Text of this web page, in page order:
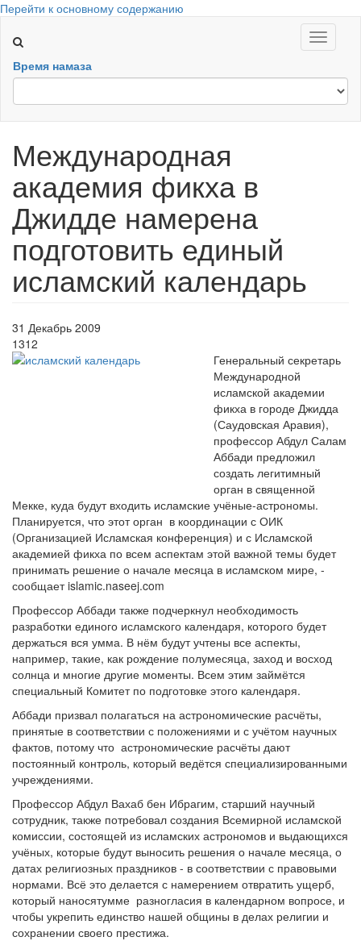
Перейти к основному содержанию
Toggle
Время намаза
Международная
академия фикха в
Джидде намерена
подготовить единый
исламский календарь
31 Декабрь 2009
1312
Генеральный секретарь
Международной
исламской академии
фикха в городе Джидда
(Саудовская Аравия),
профессор Абдул Салам
Аббади предложил
создать легитимный
орган в священной
Мекке, куда будут входить исламские учёные-астрономы.
Планируется, что этот орган в координации с ОИК
(Организацией Исламская конференция) и с Исламской
академией фикха по всем аспектам этой важной темы будет
принимать решение о начале месяца в исламском мире, -
сообщает islamic.naseej.com
Профессор Аббади также подчеркнул необходимость
разработки единого исламского календаря, которого будет
держаться вся умма. В нём будут учтены все аспекты,
например, такие, как рождение полумесяца, заход и восход
солнца и многие другие моменты. Всем этим займётся
специальный Комитет по подготовке этого календаря.
Аббади призвал полагаться на астрономические расчёты,
принятые в соответствии с положениями и с учётом научных
фактов, потому что астрономические расчёты дают
постоянный контроль, который ведётся специализированными
учреждениями.
Профессор Абдул Вахаб бен Ибрагим, старший научный
сотрудник, также потребовал создания Всемирной исламской
комиссии, состоящей из исламских астрономов и выдающихся
учёных, которые будут выносить решения о начале месяца, о
датах религиозных праздников - в соответствии с правовыми
нормами. Всё это делается с намерением отвратить ущерб,
который наносятумме разногласия в календарном вопросе, и
чтобы укрепить единство нашей общины в делах религии и
сохранении своего престижа.